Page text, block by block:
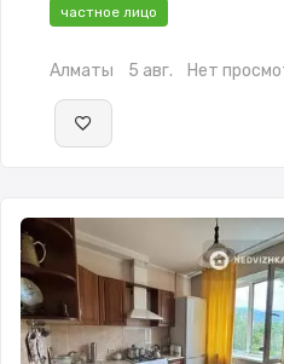
частное лицо
Алматы 5 авг. Нет